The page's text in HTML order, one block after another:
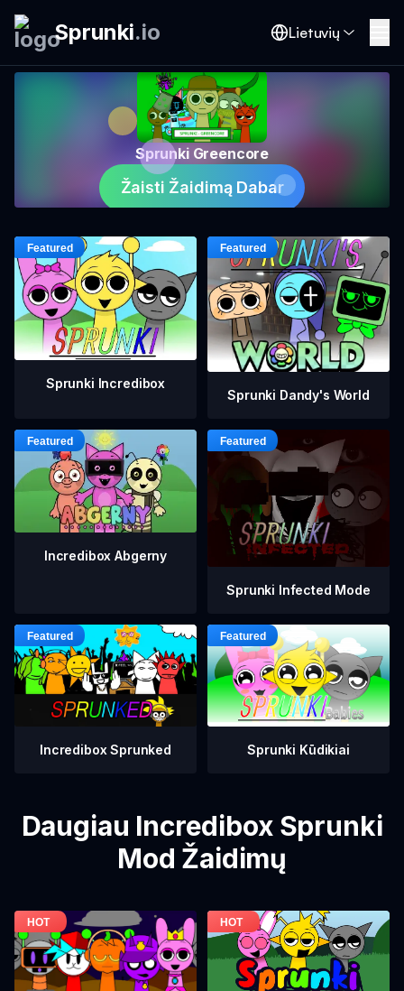
Sprunki.io Lietuvių
Sprunki Greencore
Žaisti Žaidimą Dabar
Sprunki Incredibox
Sprunki Dandy's World
Incredibox Abgerny
Sprunki Infected Mode
Incredibox Sprunked Sprunki Kūdikiai
Daugiau Incredibox Sprunki
Mod Žaidimų